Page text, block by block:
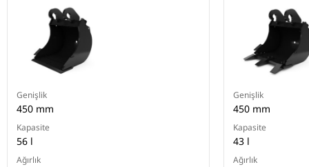
Genişlik
450 mm
Kapasite
56 l
Ağırlık
Genişlik
450 mm
Kapasite
43 l
Ağırlık